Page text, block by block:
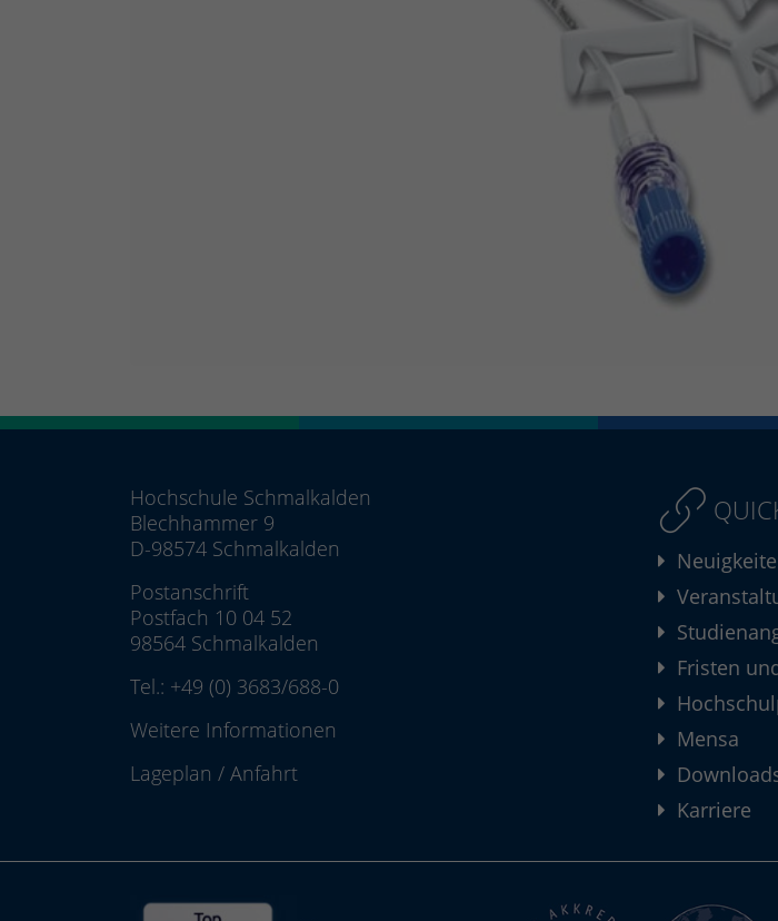
Hochschule Schmalkalden
Blechhammer 9
D-98574 Schmalkalden
Postanschrift
Postfach 10 04 52
98564 Schmalkalden
Tel.: +49 (0) 3683/688-0
Weitere Informationen
Lageplan / Anfahrt
Fristen
Mensa
Karriere